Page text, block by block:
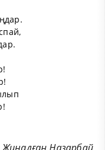
Назарбай